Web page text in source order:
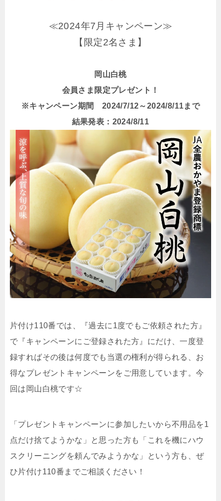
≪2024年7月キャンペーン≫
【限定2名さま】
岡山白桃
会員さま限定プレゼント！
※キャンペーン期間 2024/7/12～2024/8/11まで
結果発表：2024/8/11
片付け110番では、『過去に1度でもご依頼された方』
で『キャンペーンにご登録された方』にだけ、一度登
録すればその後は何度でも当選の権利が得られる、お
得なプレゼントキャンペーンをご用意しています。今
回は岡山白桃です☆
「プレゼントキャンペーンに参加したいから不用品を1
点だけ捨てようかな」と思った方も「これを機にハウ
スクリーニングを頼んでみようかな」という方も、ぜ
ひ片付け110番までご相談ください！